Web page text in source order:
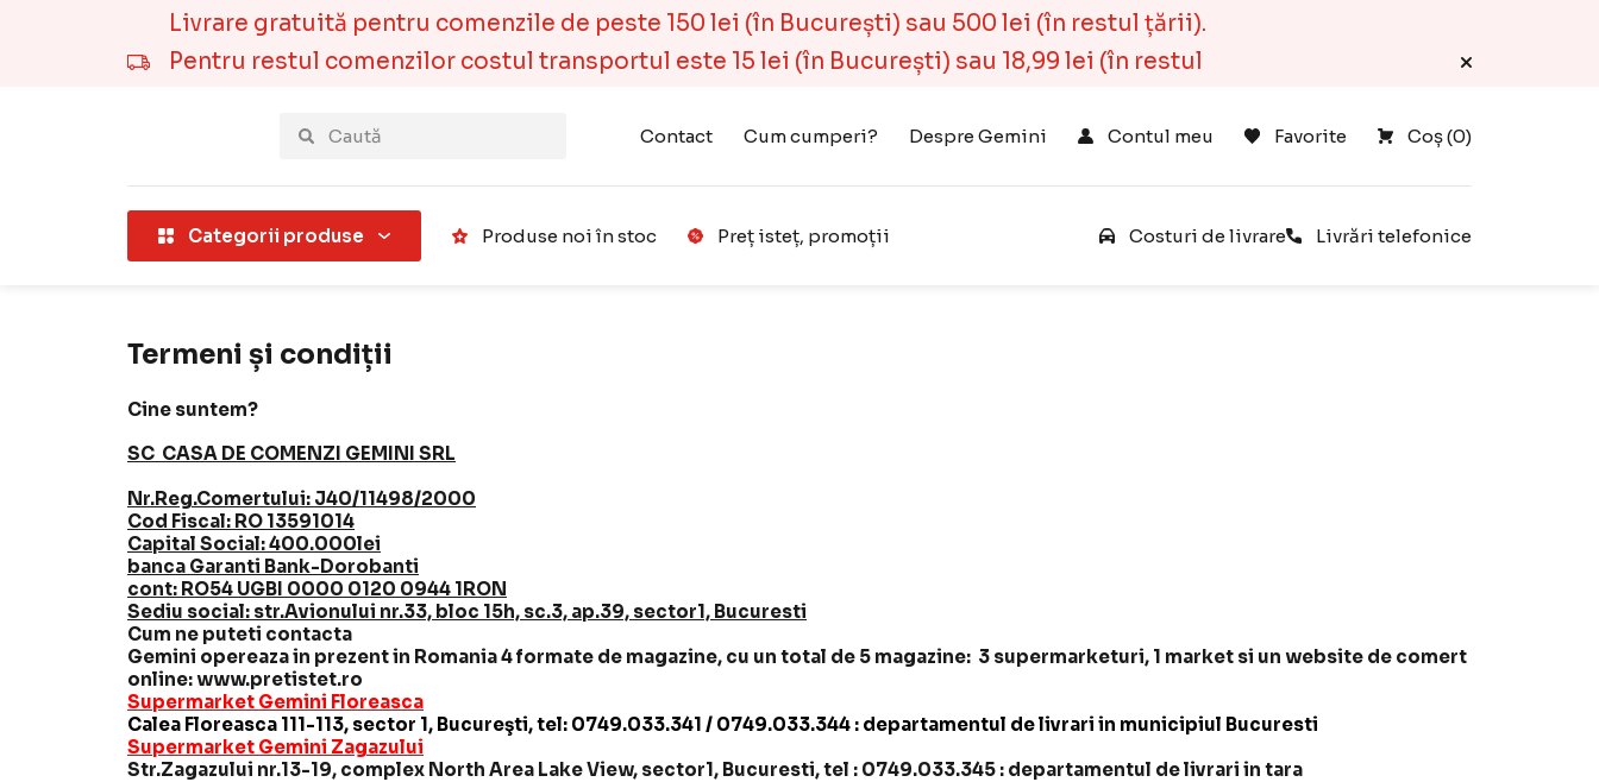
Livrare gratuită pentru comenzile de peste 150 lei (în București) sau 500 lei (în restul țării).
Pentru restul comenzilor costul transportul este 15 lei (în București) sau 18,99 lei (în restul
Contact Cum cumperi? Despre Gemini Contul meu Coș (0)
Favorite
Categorii produse Produse noi în stoc Preț isteț, promoții Costuri de livrare Livrări telefonice
Termeni și condiții
Cine suntem?
SC CASA DE COMENZI GEMINI SRL
Nr.Reg.Comertului: J40/11498/2000
Cod Fiscal: RO 13591014
Capital Social: 400.000lei
banca Garanti Bank-Dorobanti
cont: RO54 UGBI 0000 0120 0944 1RON
Sediu social: str.Avionului nr.33, bloc 15h, sc.3, ap.39, sector1, Bucuresti
Cum ne puteti contacta
Gemini opereaza in prezent in Romania 4 formate de magazine, cu un total de 5 magazine: 3 supermarketuri, 1 market si un website de comert
online: www.pretistet.ro
Supermarket Gemini Floreasca
Calea Floreasca 111-113, sector 1, Bucureşti, tel: 0749.033.341 / 0749.033.344 : departamentul de livrari in municipiul Bucuresti
Supermarket Gemini Zagazului
Str.Zagazului nr.13-19, complex North Area Lake View, sector1, Bucuresti, tel : 0749.033.345 : departamentul de livrari in tara